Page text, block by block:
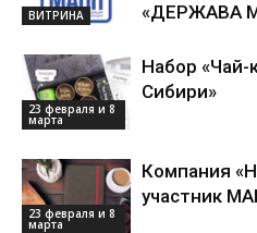
ВИТРИНА
«ДЕРЖАВА
23 февраля и 8
марта
Набор «Чай-
Сибири»
23 февраля и 8
марта
Компания
участник